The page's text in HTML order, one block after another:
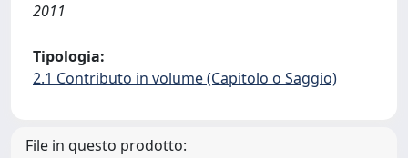
2011
Tipologia:
2.1 Contributo in volume (Capitolo o Saggio)
File in questo prodotto: